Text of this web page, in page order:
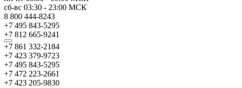
сб-вс 03:30 - 23:00 МСК
8 800 444-8243
+7 495 843-5295
+7 812 665-9241
+7 861 332-2184
+7 423 379-9723
+7 495 843-5295
+7 472 223-2661
+7 423 205-9830